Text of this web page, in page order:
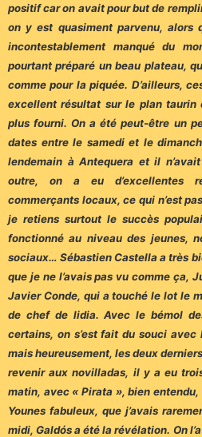
positif car on avait pour but de
on y est quasiment parvenu, alors
incontestablement manqué du
pourtant préparé un beau plateau,
comme pour la piquée. D’ailleurs,
excellent résultat sur le plan
plus fourni. On a été peut-être un
dates entre le samedi et le
lendemain à Antequera et il
outre, on a eu d’excellentes
commerçants locaux, ce qui n’est
je retiens surtout le succès
fonctionné au niveau des jeunes,
sociaux… Sébastien Castella a très
que je ne l’avais pas vu comme ça,
Javier Conde, qui a touché le lot le
de chef de lidia. Avec le bémol
certains, on s’est fait du souci
mais heureusement, les deux
revenir aux novilladas, il y a eu
matin, avec « Pirata », bien
Younes fabuleux, que j’avais
midi, Galdós a été la révélation. On